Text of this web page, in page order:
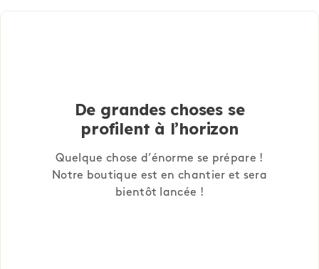
De grandes choses se
profilent à l’horizon
Quelque chose d’énorme se prépare !
Notre boutique est en chantier et sera
bientôt lancée !